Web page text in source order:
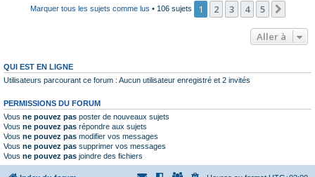
Marquer tous les sujets comme lus • 106 sujets 1 2 3 4 5
Aller à
QUI EST EN LIGNE
Utilisateurs parcourant ce forum : Aucun utilisateur enregistré et 2 invités
PERMISSIONS DU FORUM
Vous ne pouvez pas poster de nouveaux sujets
Vous ne pouvez pas répondre aux sujets
Vous ne pouvez pas modifier vos messages
Vous ne pouvez pas supprimer vos messages
Vous ne pouvez pas joindre des fichiers